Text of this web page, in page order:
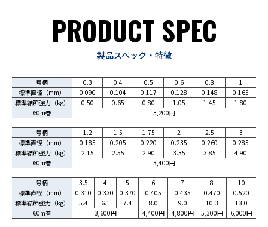
PRODUCT SPEC
製品スペック・特徴
号柄 0.3 0.4 0.5 0.6 0.8
1
標準直径（mm）
0.090 0.104 0.117 0.128 0.148
0.165
標準結節強力（kg）
0.50 0.65 0.80 1.05 1.45
1.80
60m巻
3,200円
号柄 1.2 1.5 1.75 2 2.5
3
標準直径（mm）
0.185 0.205 0.220 0.235 0.260
0.285
標準結節強力（kg）
2.15 2.55 2.90 3.35 3.85
4.90
60m巻
3,400円
号柄 3.5 4 5 6 7 8
10
標準直径（mm）
0.310 0.330 0.370 0.405 0.435 0.470
0.520
標準結節強力（kg）
5.4 6.1 7.4 8.0 9.0 10.3
13.0
60m巻
3,600円 4,400円 4,800円 5,300円 6,000円